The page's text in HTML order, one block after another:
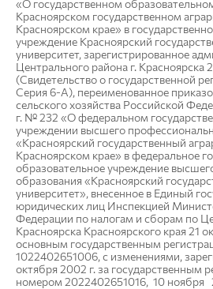
«О государственном
Красноярском государственном
Красноярском крае» в
учреждение Красноярский
университет, зарегистрированное
Центрального района г. Красноярска
(Свидетельство о государственной
Серия 6-А), переименованное
сельского хозяйства Российской
г. № 232 «О федеральном
учреждении высшего
«Красноярский государственный
Красноярском крае» в федеральное
образовательное учреждение
образования «Красноярский
университет», внесенное в Единый
юридических лиц Инспекцией
Федерации по налогам и сборам по
Красноярска Красноярского края 21
основным государственным
1022402651006, с изменениями,
октября 2002 г. за государственным
номером 2022402651016, 10 ноября